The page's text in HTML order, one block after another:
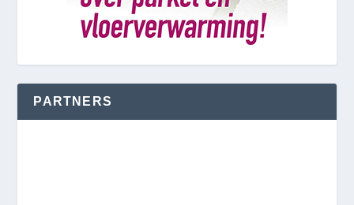
PARTNERS